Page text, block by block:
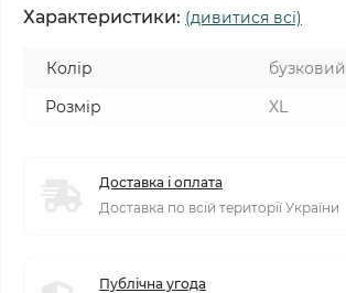
Характеристики: (дивитися всі)
Колір
бузковий
Розмір
XL
Доставка і оплата
Доставка по всій території України
Публічна угода